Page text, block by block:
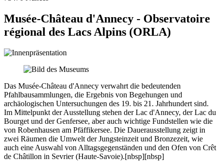
Musée-Château d'Annecy - Observatoire
régional des Lacs Alpins (ORLA)
Das Musée-Château d'Annecy verwahrt die bedeutenden
Pfahlbausammlungen, die Ergebnis von Begehungen und
archäologischen Untersuchungen des 19. bis 21. Jahrhundert sind.
Im Mittelpunkt der Ausstellung stehen der Lac d'Annecy, der Lac du
Bourget und der Genfersee, aber auch wichtige Fundstellen wie die
von Robenhausen am Pfäffikersee. Die Dauerausstellung zeigt in
zwei Räumen die Umwelt der Jungsteinzeit und Bronzezeit, wie
auch eine Auswahl von Alltagsgegenständen und den Ofen von Crêt
de Châtillon in Sevrier (Haute-Savoie).[nbsp][nbsp]